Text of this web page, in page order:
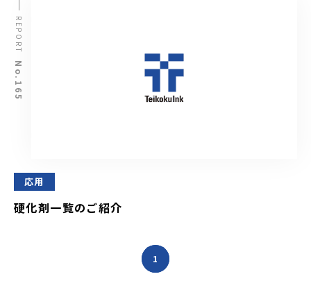
REPORT
No.165
応用
硬化剤一覧のご紹介
1